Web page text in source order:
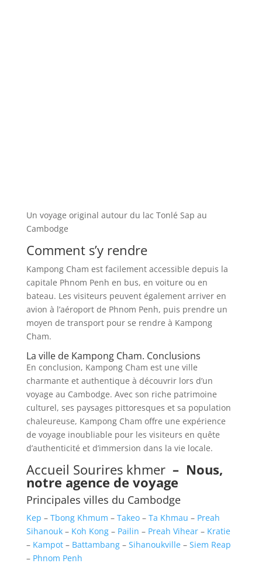
Un voyage original autour du lac Tonlé Sap au
Cambodge
Comment s’y rendre
Kampong Cham est facilement accessible depuis la
capitale Phnom Penh en bus, en voiture ou en
bateau. Les visiteurs peuvent également arriver en
avion à l’aéroport de Phnom Penh, puis prendre un
moyen de transport pour se rendre à Kampong
Cham.
La ville de Kampong Cham. Conclusions
En conclusion, Kampong Cham est une ville
charmante et authentique à découvrir lors d’un
voyage au Cambodge. Avec son riche patrimoine
culturel, ses paysages pittoresques et sa population
chaleureuse, Kampong Cham offre une expérience
de voyage inoubliable pour les visiteurs en quête
d’authenticité et d’immersion dans la vie locale.
Accueil Sourires khmer – Nous,
notre agence de voyage
Principales villes du Cambodge
Kep – Tbong Khmum – Takeo– Ta Khmau – Preah
Sihanouk– Koh Kong– Pailin – Preah Vihear– Kratie
– Kampot– Battambang– Sihanoukville– Siem Reap
– Phnom Penh